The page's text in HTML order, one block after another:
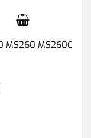
MS260 MS260C